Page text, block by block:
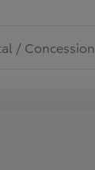
/ Concession